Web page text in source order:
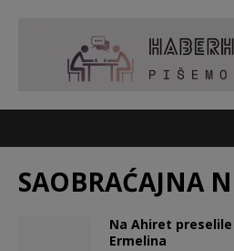
SAOBRAĆAJNA
Na Ahiret
Ermelina